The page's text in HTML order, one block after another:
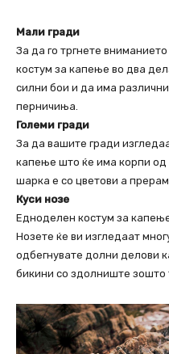
Мали гради
За да го тргнете
костум за капење во два
силни бои и да има
перничиња.
Големи гради
За да вашите гради
капење што ќе има корпи од
шарка е со цветови а
Куси нозе
Едноделен костум за
Нозете ќе ви изгледаат
одбегнувате долни делови
бикини со здолниште зошто